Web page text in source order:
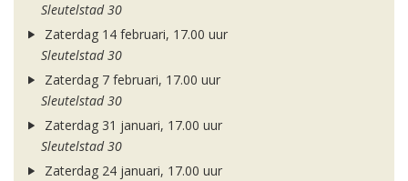
Sleutelstad 30
Zaterdag 14 februari, 17.00 uur
Sleutelstad 30
Zaterdag 7 februari, 17.00 uur
Sleutelstad 30
Zaterdag 31 januari, 17.00 uur
Sleutelstad 30
Zaterdag 24 januari, 17.00 uur